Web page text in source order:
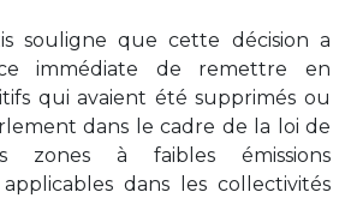
souligne que cette décision a
immédiate de remettre en
qui avaient été supprimés ou
dans le cadre de la loi de
zones à faibles émissions
dans les collectivités